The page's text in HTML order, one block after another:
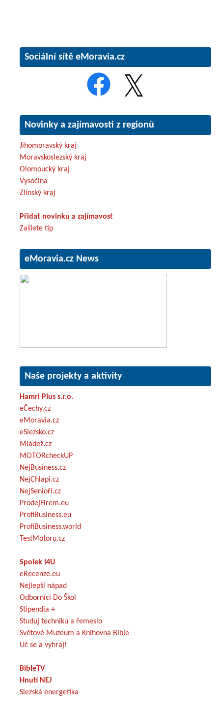
Sociální sítě eMoravia.cz
Novinky a zajímavosti z regionů
Jihomoravský kraj
Moravskoslezský kraj
Olomoucký kraj
Vysočina
Zlínský kraj
Přidat novinku a zajímavost
Zašlete tip
eMoravia.cz News
Naše projekty a aktivity
Hamri Plus s.r.o.
eČechy.cz
eMoravia.cz
eSlezsko.cz
Mládež.cz
MOTORcheckUP
NejBusiness.cz
NejChlapi.cz
NejSenioři.cz
ProdejFirem.eu
ProfiBusiness.eu
ProfiBusiness.world
TestMotoru.cz
Spolek I4U
eRecenze.eu
Nejlepší nápad
Odborníci Do Škol
Stipendia +
Studuj techniku a řemeslo
Světové Muzeum a Knihovna Bible
Uč se a vyhraj!
BibleTV
Hnutí NEJ
Slezská energetika